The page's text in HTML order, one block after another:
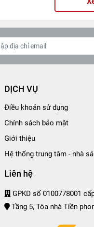
DỊCH VỤ
Điều khoản sử dụng
Chính sách bảo mật
Giới thiệu
Hệ thống trung tâm - nhà
Liên hệ
GPKD số 0100778001
Tầng 5, Tòa nhà Tiền